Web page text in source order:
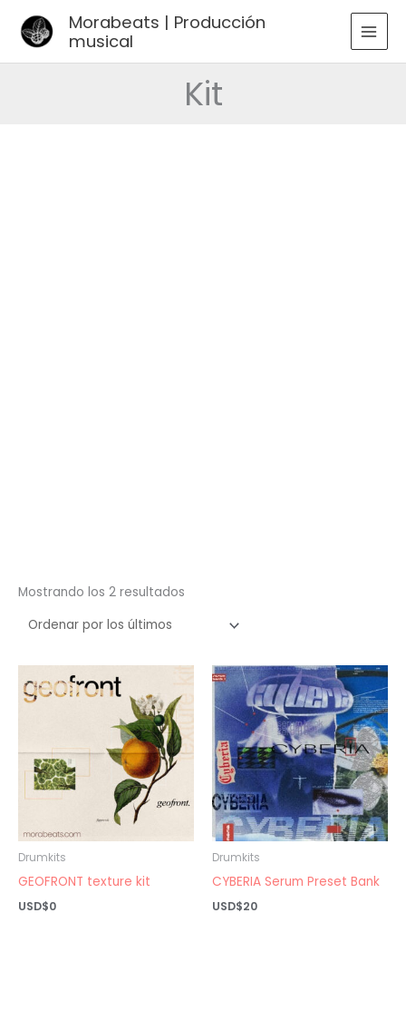
Morabeats | Producción
musical
Kit
Mostrando los 2 resultados
Drumkits
GEOFRONT texture kit
USD$0
Drumkits
CYBERIA Serum Preset Bank
USD$20